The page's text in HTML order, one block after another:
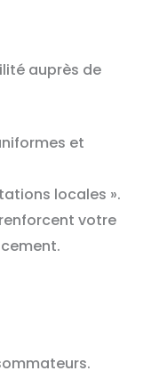
auprès de
et
locales ».
votre